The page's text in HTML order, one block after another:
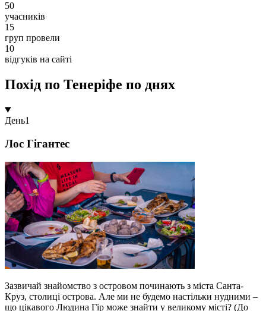
50
учасників
15
груп провели
10
відгуків на сайті
Похід по Тенеріфе по днях
День1
Лос Гігантес
Зазвичай знайомство з островом починають з міста Санта-
Круз, столиці острова. Але ми не будемо настільки нудними –
що цікавого Людина Гір може знайти у великому місті? (До